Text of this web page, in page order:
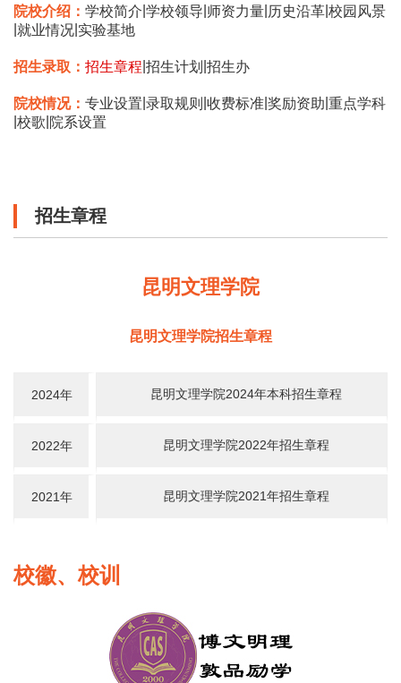
院校介绍： 学校简介 学校领导 师资力量 历史沿革 校园风景
就业情况 实验基地
招生录取： 招生章程 招生计划 招生办
院校情况： 专业设置 录取规则 收费标准 奖励资助 重点学科
校歌 院系设置
招生章程
昆明文理学院
昆明文理学院招生章程
2024年 昆明文理学院2024年本科招生章程
2022年 昆明文理学院2022年招生章程
2021年 昆明文理学院2021年招生章程
校徽、校训